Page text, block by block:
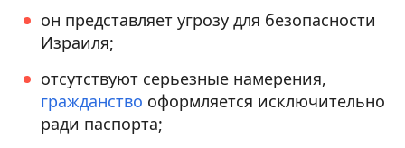
он представляет угрозу для безопасности
Израиля;
отсутствуют серьезные намерения,
гражданство оформляется исключительно
ради паспорта;